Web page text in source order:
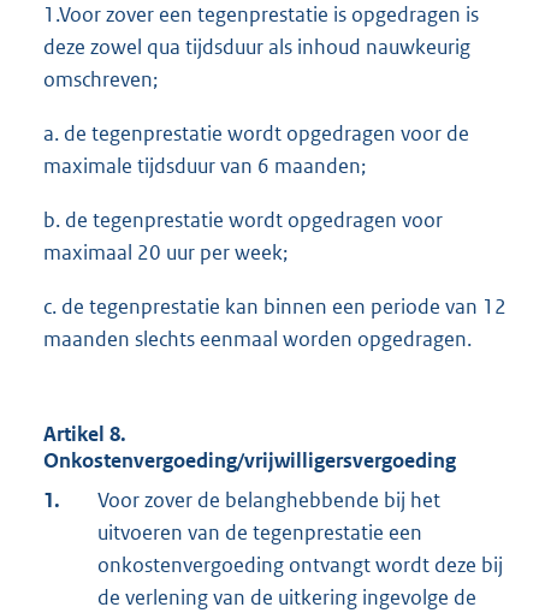
1.Voor zover een tegenprestatie is opgedragen is
deze zowel qua tijdsduur als inhoud nauwkeurig
omschreven;
a. de tegenprestatie wordt opgedragen voor de
maximale tijdsduur van 6 maanden;
b. de tegenprestatie wordt opgedragen voor
maximaal 20 uur per week;
c. de tegenprestatie kan binnen een periode van 12
maanden slechts eenmaal worden opgedragen.
Artikel 8.
Onkostenvergoeding/vrijwilligersvergoeding
1.
Voor zover de belanghebbende bij het
uitvoeren van de tegenprestatie een
onkostenvergoeding ontvangt wordt deze bij
de verlening van de uitkering ingevolge de